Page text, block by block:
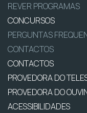
REVER PROGRAMAS
CONCURSOS
PERGUNTAS
CONTACTOS
CONTACTOS
PROVEDORA DO
PROVEDORA DO
ACESSIBILIDADES